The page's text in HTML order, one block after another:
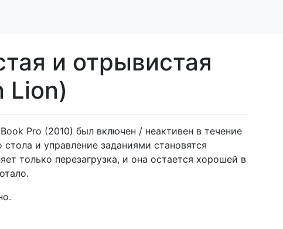
и отрывистая
Lion)
Pro (2010) был включен / неактивен в течение
и управление заданиями становятся
только перезагрузка, и она остается хорошей в